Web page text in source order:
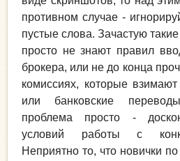
противном случае -
пустые слова. Зачастую
просто не знают правил
брокера, или не до конца
комиссиях, которые
или банковские
проблема просто -
условий работы с
Неприятно то, что новички